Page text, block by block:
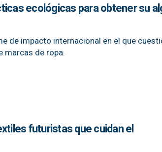
ecológicas para obtener su
de impacto internacional en el que
marcas de ropa.
futuristas que cuidan el